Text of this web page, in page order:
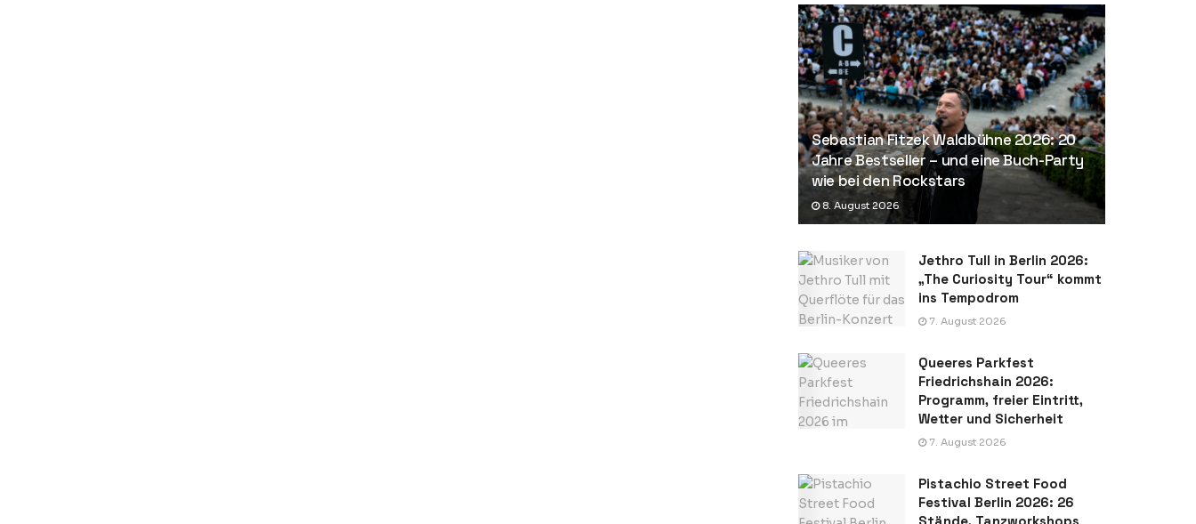
Sebastian Fitzek Waldbühne 2026: 20
Jahre Bestseller – und eine Buch-Party
wie bei den Rockstars
8. August 2026
Jethro Tull in Berlin 2026:
„The Curiosity Tour“ kommt
ins Tempodrom
7. August 2026
Queeres Parkfest
Friedrichshain 2026:
Programm, freier Eintritt,
Wetter und Sicherheit
7. August 2026
Pistachio Street Food
Festival Berlin 2026: 26
Stände, Tanzworkshops